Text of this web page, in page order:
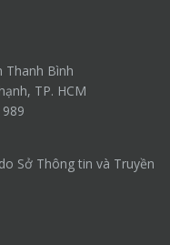
Thanh Bình
TP. HCM
Sở Thông tin và Truyền